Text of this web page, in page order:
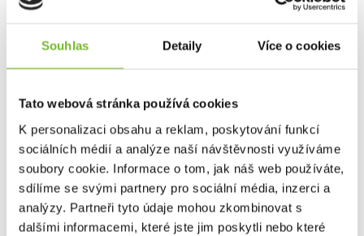
Souhlas Detaily Více o cookies
Tato webová stránka používá cookies
K personalizaci obsahu a reklam, poskytování funkcí
sociálních médií a analýze naší návštěvnosti využíváme
soubory cookie. Informace o tom, jak náš web používáte,
sdílíme se svými partnery pro sociální média, inzerci a
analýzy. Partneři tyto údaje mohou zkombinovat s
dalšími informacemi, které jste jim poskytli nebo které
Leatherman Bit Kit Sada #2-GREEN
Pokud máte opravdovou vášeň pro šroubováky, imbusy a
další ...